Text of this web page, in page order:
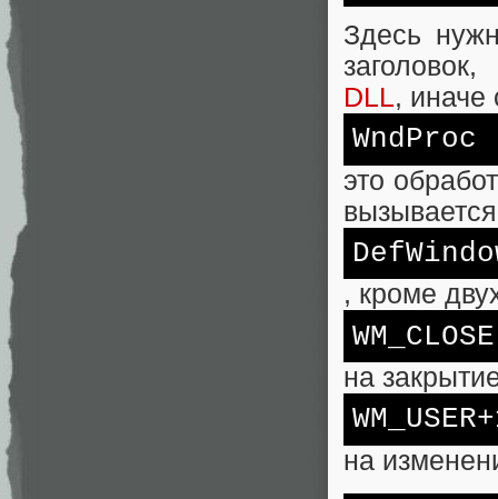
Здесь
DLL, иначе
WndProc
это
вызывается
, кроме
WM_CLOSE
на
на